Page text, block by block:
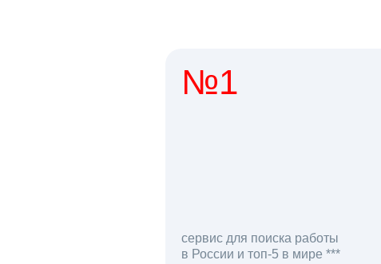
№1
сервис для поиска работы
в России и топ-5 в мире ***
откликов на вакансии